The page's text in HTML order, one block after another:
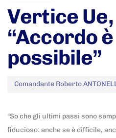
Vertice
“Accordo è
possibile”
Comandante Roberto
“So che gli ultimi passi sono
fiducioso: anche se è difficile,